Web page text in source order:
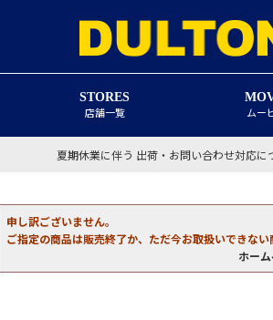
STORES
店舗一覧 ムー
夏期休業に伴う 出荷・お問い合わせ対応に
申し訳ございません。
ご指定の商品は販売終了か、ただ今お取扱いできない
ホー